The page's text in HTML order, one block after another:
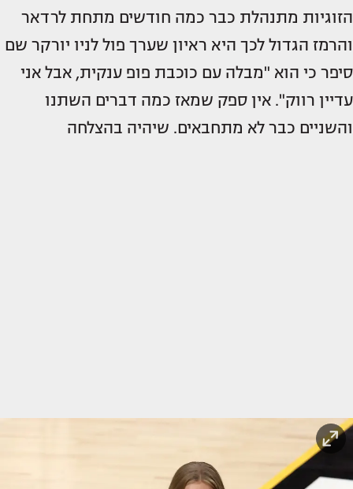
הזוגיות מתנהלת כבר כמה חודשים מתחת לרדאר
והרמז הגדול לכך היא ראיון שערך פול לניו יורקר שם
סיפר כי הוא "מבלה עם כוכבת פופ ענקית, אבל אני
עדיין רווק". אין ספק שמאז כמה דברים השתנו
והשניים כבר לא מתחבאים. שיהיה בהצלחה